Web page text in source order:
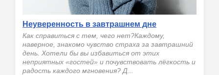
Неуверенность в завтрашнем дне
Как справиться с тем, чего нет?Каждому,
наверное, знакомо чувство страха за завтрашний
день. Хотели бы вы избавиться от этих
неприятных «гостей» и почувствовать лёгкость и
радость каждого мгновения? Д...